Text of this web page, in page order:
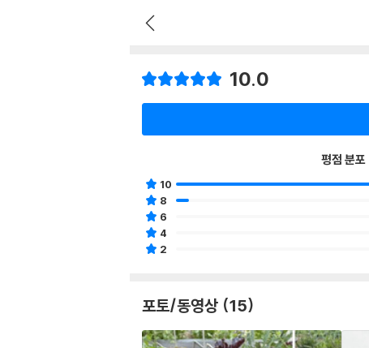
10.0
평점 분포
10
8
6
4
2
포토/동영상 (15)